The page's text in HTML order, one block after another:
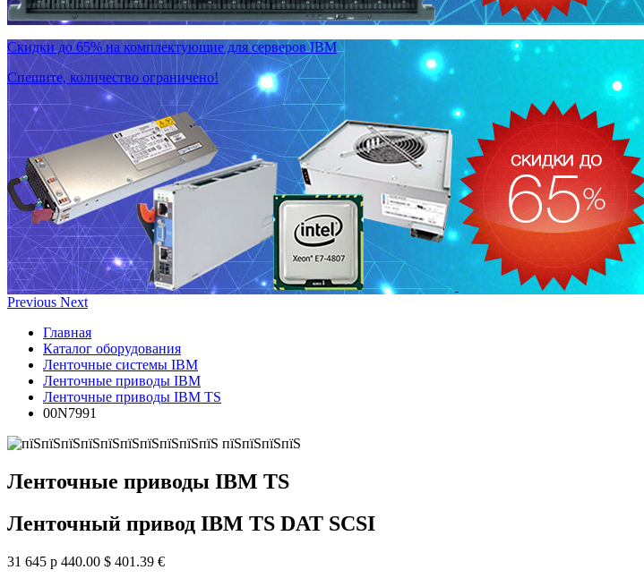
Скидки до 65% на комплектующие для серверов IBM
Спешите, количество ограничено!
Previous Next
Главная
Каталог оборудования
Ленточные системы IBM
Ленточные приводы IBM
Ленточные приводы IBM TS
00N7991
Ленточные приводы IBM TS
Ленточный привод IBM TS DAT SCSI
31 645 р 440.00 $ 401.39 €